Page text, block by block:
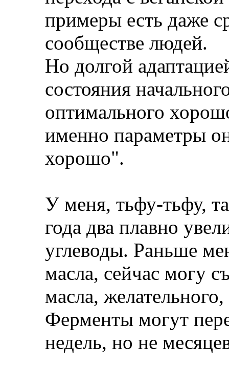
примеры есть даже
сообществе людей.
Но долгой
состояния
оптимального
именно параметры
хорошо".
У меня, тьфу-тьфу,
года два плавно
углеводы. Раньше
масла, сейчас могу
масла,
Ферменты могут
недель, но не